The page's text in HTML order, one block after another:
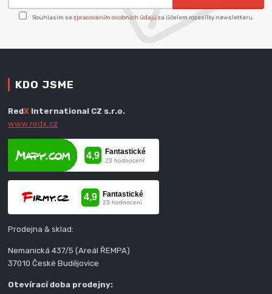
Souhlasím sezpracováním osobních údajů za účelem rozesílky newsletteru.
KDO JSME
RedX International CZ s.r.o.
www.redx.cz
Prodejna & sklad:
Nemanická 437/5 (Areál ŘEMPA)
37010 České Budějovice
Otevírací doba prodejny: